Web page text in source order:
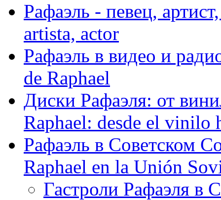
Рафаэль - певец,
artista, actor
Рафаэль в видео и
de Raphael
Диски Рафаэля: от
Raphael: desde el vinilo
Рафаэль в Советском
Raphael en la Unión
Гастроли Рафаэля в